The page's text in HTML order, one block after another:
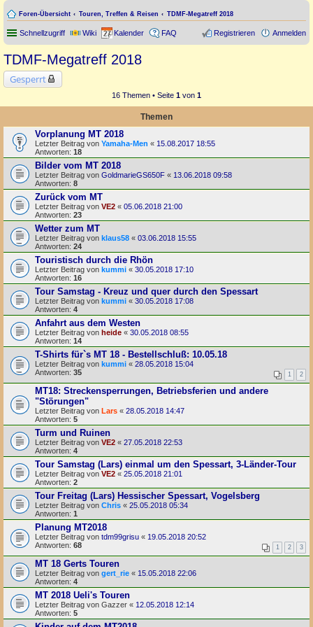
Foren-Übersicht Touren, Treffen & Reisen TDMF-Megatreff 2018
Schnellzugriff Wiki Kalender FAQ Anmelden
Registrieren
TDMF-Megatreff 2018
Gesperrt
16 Themen • Seite 1 von 1
Themen
Vorplanung MT 2018
Letzter Beitrag von Yamaha-Men « 15.08.2017 18:55
Antworten: 18
Bilder vom MT 2018
Letzter Beitrag von GoldmarieGS650F « 13.06.2018 09:58
Antworten: 8
Zurück vom MT
Letzter Beitrag von VE2 « 05.06.2018 21:00
Antworten: 23
Wetter zum MT
Letzter Beitrag von klaus58 « 03.06.2018 15:55
Antworten: 24
Touristisch durch die Rhön
Letzter Beitrag von kummi « 30.05.2018 17:10
Antworten: 16
Tour Samstag - Kreuz und quer durch den Spessart
Letzter Beitrag von kummi « 30.05.2018 17:08
Antworten: 4
Anfahrt aus dem Westen
Letzter Beitrag von heide « 30.05.2018 08:55
Antworten: 14
T-Shirts für`s MT 18 - Bestellschluß: 10.05.18
Letzter Beitrag von kummi « 28.05.2018 15:04
Antworten: 35 1 2
MT18: Streckensperrungen, Betriebsferien und andere
"Störungen"
Letzter Beitrag von Lars « 28.05.2018 14:47
Antworten: 5
Turm und Ruinen
Letzter Beitrag von VE2 « 27.05.2018 22:53
Antworten: 4
Tour Samstag (Lars) einmal um den Spessart, 3-Länder-Tour
Letzter Beitrag von VE2 « 25.05.2018 21:01
Antworten: 2
Tour Freitag (Lars) Hessischer Spessart, Vogelsberg
Letzter Beitrag von Chris « 25.05.2018 05:34
Antworten: 1
Planung MT2018
Letzter Beitrag von tdm99grisu « 19.05.2018 20:52
Antworten: 68 1 2 3
MT 18 Gerts Touren
Letzter Beitrag von gert_rie « 15.05.2018 22:06
Antworten: 4
MT 2018 Ueli's Touren
Letzter Beitrag von Gazzer « 12.05.2018 12:14
Antworten: 5